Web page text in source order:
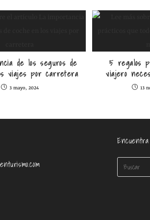
de los seguros de
viajes por carretera
3 mayo, 2024
5 regalos
viajero
13